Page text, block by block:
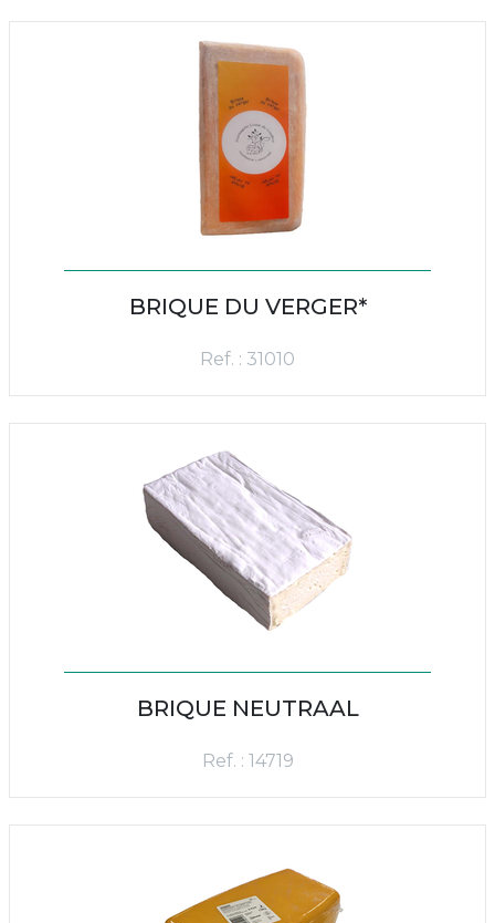
BRIQUE DU VERGER*
Ref. : 31010
BRIQUE NEUTRAAL
Ref. : 14719